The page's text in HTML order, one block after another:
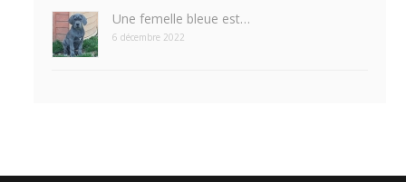
Une femelle bleue est…
6 décembre 2022